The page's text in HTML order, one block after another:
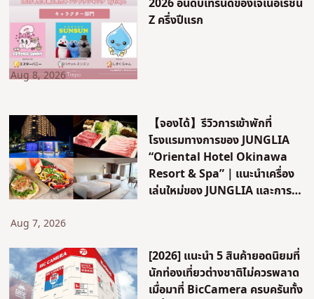
Z ครึ่งปีแรก
Aug 8, 2026
【จองได้】รีวิวการเข้าพักที่
โรงแรมทางการของ JUNGLIA
“Oriental Hotel Okinawa
Resort & Spa”｜แนะนำเครื่อง
เล่นใหม่ของ JUNGLIA และการ
Aug 7, 2026
[2026] แนะนำ 5 สินค้ายอดนิยมที่
นักท่องเที่ยวต่างชาติไม่ควรพลาด
เมื่อมาที่ BicCamera ครบครันทั้ง